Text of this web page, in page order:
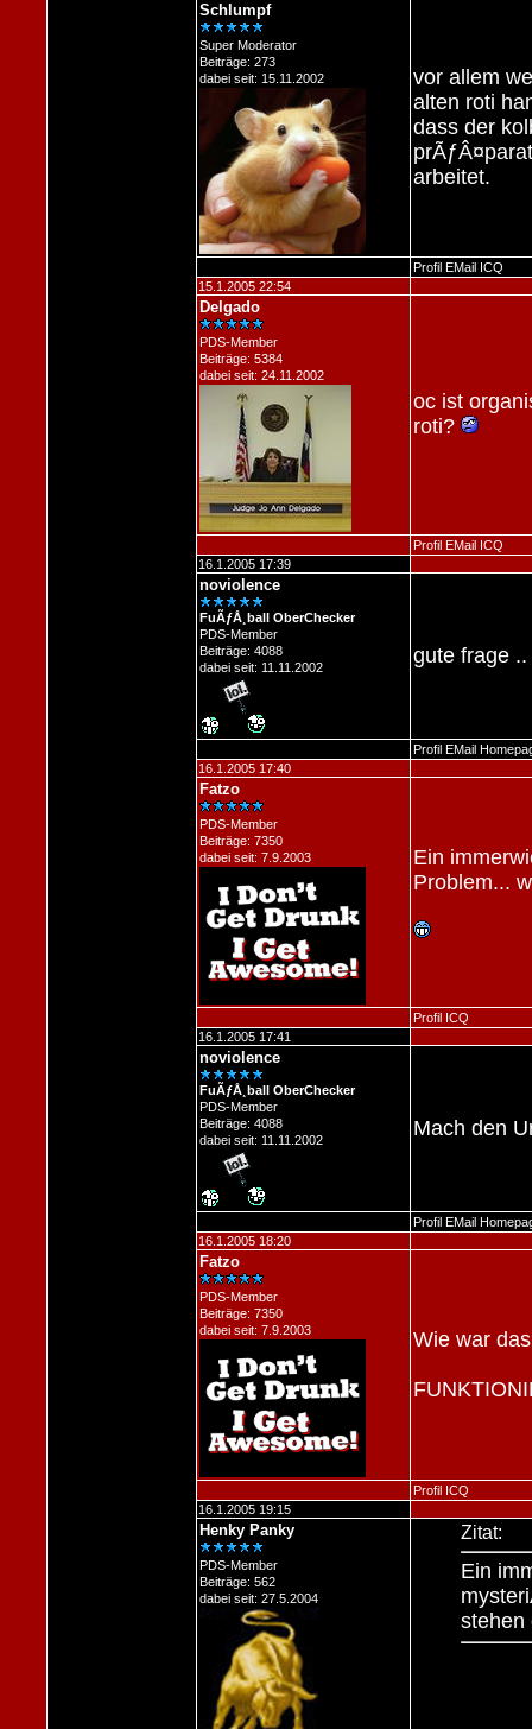
Schlumpf
Super Moderator
Beiträge: 273
dabei seit: 15.11.2002
vor allem
alten roti
dass der
arbeitet.
Profil EMail ICQ
15.1.2005 22:54
Delgado
PDS-Member
Beiträge: 5384
dabei seit: 24.11.2002
oc ist
roti?
Profil EMail ICQ
16.1.2005 17:39
noviolence
FuÃƒÅ¸ball OberChecker
PDS-Member
Beiträge: 4088
dabei seit: 11.11.2002
gute frage ..
Profil EMail
16.1.2005 17:40
Fatzo
PDS-Member
Beiträge: 7350
dabei seit: 7.9.2003
Ein
Problem...
Profil ICQ
16.1.2005 17:41
noviolence
FuÃƒÅ¸ball OberChecker
PDS-Member
Beiträge: 4088
dabei seit: 11.11.2002
Mach den
Profil EMail
16.1.2005 18:20
Fatzo
PDS-Member
Beiträge: 7350
dabei seit: 7.9.2003
Wie war
Profil ICQ
16.1.2005 19:15
Henky Panky
PDS-Member
Beiträge: 562
dabei seit: 27.5.2004
Zitat:
Ein
stehen